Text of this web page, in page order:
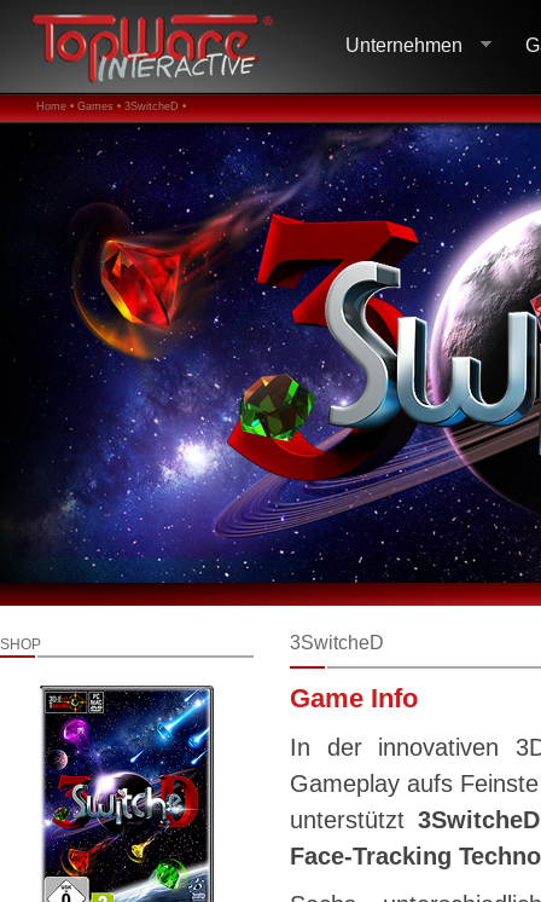
Unternehmen
Home • Games • 3SwitcheD •
SHOP 3SwitcheD
Game Info
In der innovativen
Gameplay aufs
unterstützt 3SwitcheD
Face-Tracking